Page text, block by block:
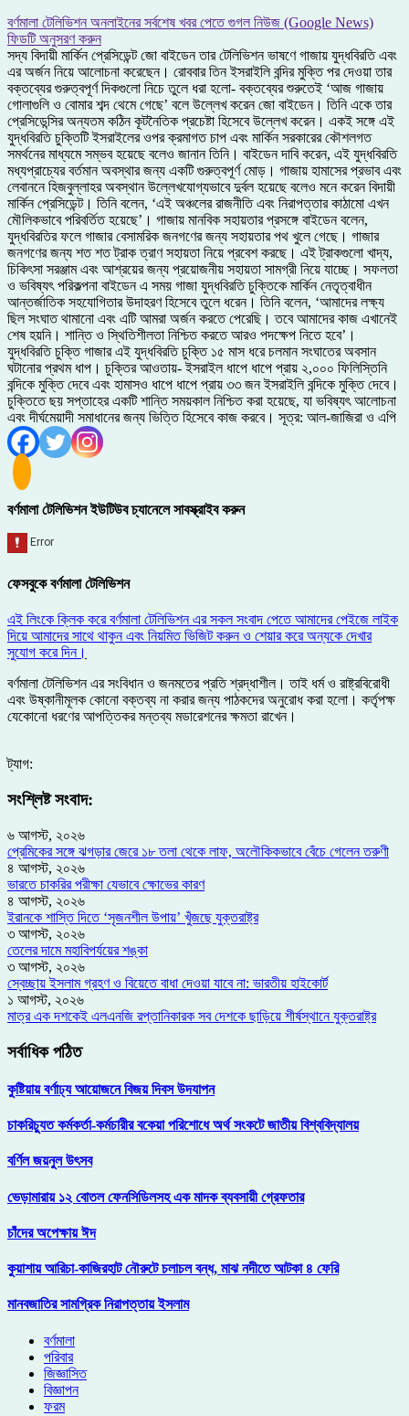
বর্ণমালা টেলিভিশন অনলাইনের সর্বশেষ খবর পেতে গুগল নিউজ (Google News)
ফিডটি অনুসরণ করুন
সদ্য বিদায়ী মার্কিন প্রেসিডেন্ট জো বাইডেন তার টেলিভিশন ভাষণে গাজায় যুদ্ধবিরতি এবং
এর অর্জন নিয়ে আলোচনা করেছেন। রোববার তিন ইসরাইলি বন্দির মুক্তি পর দেওয়া তার
বক্তব্যের গুরুত্বপূর্ণ দিকগুলো নিচে তুলে ধরা হলো- বক্তব্যের শুরুতেই ‘আজ গাজায়
গোলাগুলি ও বোমার শব্দ থেমে গেছে’ বলে উল্লেখ করেন জো বাইডেন। তিনি একে তার
প্রেসিডেন্সির অন্যতম কঠিন কূটনৈতিক প্রচেষ্টা হিসেবে উল্লেখ করেন। একই সঙ্গে এই
যুদ্ধবিরতি চুক্তিটি ইসরাইলের ওপর ক্রমাগত চাপ এবং মার্কিন সরকারের কৌশলগত
সমর্থনের মাধ্যমে সম্ভব হয়েছে বলেও জানান তিনি। বাইডেন দাবি করেন, এই যুদ্ধবিরতি
মধ্যপ্রাচ্যের বর্তমান অবস্থার জন্য একটি গুরুত্বপূর্ণ মোড়। গাজায় হামাসের প্রভাব এবং
লেবাননে হিজবুল্লাহর অবস্থান উল্লেখযোগ্যভাবে দুর্বল হয়েছে বলেও মনে করেন বিদায়ী
মার্কিন প্রেসিডেন্ট। তিনি বলেন, ‘এই অঞ্চলের রাজনীতি এবং নিরাপত্তার কাঠামো এখন
মৌলিকভাবে পরিবর্তিত হয়েছে’। গাজায় মানবিক সহায়তার প্রসঙ্গে বাইডেন বলেন,
যুদ্ধবিরতির ফলে গাজার বেসামরিক জনগণের জন্য সহায়তার পথ খুলে গেছে। গাজার
জনগণের জন্য শত শত ট্রাক ত্রাণ সহায়তা নিয়ে প্রবেশ করছে। এই ট্রাকগুলো খাদ্য,
চিকিৎসা সরঞ্জাম এবং আশ্রয়ের জন্য প্রয়োজনীয় সহায়তা সামগ্রী নিয়ে যাচ্ছে। সফলতা
ও ভবিষ্যৎ পরিকল্পনা বাইডেন এ সময় গাজা যুদ্ধবিরতি চুক্তিকে মার্কিন নেতৃত্বাধীন
আন্তর্জাতিক সহযোগিতার উদাহরণ হিসেবে তুলে ধরেন। তিনি বলেন, ‘আমাদের লক্ষ্য
ছিল সংঘাত থামানো এবং এটি আমরা অর্জন করতে পেরেছি। তবে আমাদের কাজ এখানেই
শেষ হয়নি। শান্তি ও স্থিতিশীলতা নিশ্চিত করতে আরও পদক্ষেপ নিতে হবে’।
যুদ্ধবিরতি চুক্তি গাজার এই যুদ্ধবিরতি চুক্তি ১৫ মাস ধরে চলমান সংঘাতের অবসান
ঘটানোর প্রথম ধাপ। চুক্তির আওতায়- ইসরাইল ধাপে ধাপে প্রায় ২,০০০ ফিলিস্তিনি
বন্দিকে মুক্তি দেবে এবং হামাসও ধাপে ধাপে প্রায় ৩৩ জন ইসরাইলি বন্দিকে মুক্তি দেবে।
চুক্তিতে ছয় সপ্তাহের একটি শান্তি সময়কাল নিশ্চিত করা হয়েছে, যা ভবিষ্যৎ আলোচনা
এবং দীর্ঘমেয়াদী সমাধানের জন্য ভিত্তি হিসেবে কাজ করবে। সূত্র: আল-জাজিরা ও এপি
বর্ণমালা টেলিভিশন ইউটিউব চ্যানেলে সাবস্ক্রাইব করুন
ফেসবুকে বর্ণমালা টেলিভিশন
এই লিংকে ক্লিক করে বর্ণমালা টেলিভিশন এর সকল সংবাদ পেতে আমাদের পেইজে লাইক
দিয়ে আমাদের সাথে থাকুন এবং নিয়মিত ভিজিট করুন ও শেয়ার করে অন্যকে দেখার
সুযোগ করে দিন।
বর্ণমালা টেলিভিশন এর সংবিধান ও জনমতের প্রতি শ্রদ্ধাশীল। তাই ধর্ম ও রাষ্ট্রবিরোধী
এবং উষ্কানীমূলক কোনো বক্তব্য না করার জন্য পাঠকদের অনুরোধ করা হলো। কর্তৃপক্ষ
যেকোনো ধরণের আপত্তিকর মন্তব্য মডারেশনের ক্ষমতা রাখেন।
ট্যাগ:
সংশ্লিষ্ট সংবাদ:
৬ আগস্ট, ২০২৬
প্রেমিকের সঙ্গে ঝগড়ার জেরে ১৮ তলা থেকে লাফ, অলৌকিকভাবে বেঁচে গেলেন তরুণী
৪ আগস্ট, ২০২৬
ভারতে চাকরির পরীক্ষা যেভাবে ক্ষোভের কারণ
৪ আগস্ট, ২০২৬
ইরানকে শাস্তি দিতে ‘সৃজনশীল উপায়’ খুঁজছে যুক্তরাষ্ট্র
৩ আগস্ট, ২০২৬
তেলের দামে মহাবিপর্যয়ের শঙ্কা
৩ আগস্ট, ২০২৬
স্বেচ্ছায় ইসলাম গ্রহণ ও বিয়েতে বাধা দেওয়া যাবে না: ভারতীয় হাইকোর্ট
১ আগস্ট, ২০২৬
মাত্র এক দশকেই এলএনজি রপ্তানিকারক সব দেশকে ছাড়িয়ে শীর্ষস্থানে যুক্তরাষ্ট্র
সর্বাধিক পঠিত
কুষ্টিয়ায় বর্ণাঢ্য আয়োজনে বিজয় দিবস উদযাপন
চাকরিচ্যুত কর্মকর্তা-কর্মচারীর বকেয়া পরিশোধে অর্থ সংকটে জাতীয় বিশ্ববিদ্যালয়
বর্ণিল জয়নুল উৎসব
ভেড়ামারায় ১২ বোতল ফেনসিডিলসহ এক মাদক ব্যবসায়ী গ্রেফতার
চাঁদের অপেক্ষায় ঈদ
কুয়াশায় আরিচা-কাজিরহাট নৌরুটে চলাচল বন্ধ, মাঝ নদীতে আটকা ৪ ফেরি
মানবজাতির সামগ্রিক নিরাপত্তায় ইসলাম
বর্ণমালা
পরিবার
জিজ্ঞাসিত
বিজ্ঞাপন
ফরম